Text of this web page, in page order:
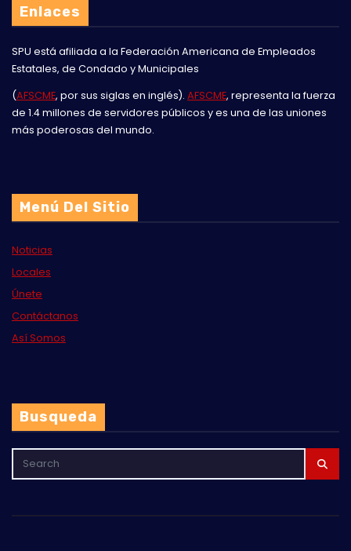
Enlaces
SPU está afiliada a la Federación Americana de Empleados
Estatales, de Condado y Municipales
(AFSCME, por sus siglas en inglés). AFSCME, representa la fuerza
de 1.4 millones de servidores públicos y es una de las uniones
más poderosas del mundo.
Menú Del Sitio
Noticias
Locales
Únete
Contáctanos
Así Somos
Busqueda